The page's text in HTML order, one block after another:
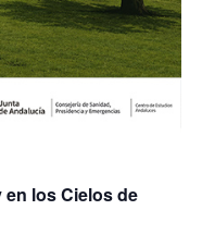
en los Cielos de